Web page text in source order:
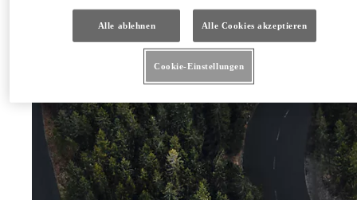
Offroadfahrzeuge und Pick-ups von Toyota sind mit vielen aktiven Sicherheitssystemen ausgestattet.
Collision-System überwacht andere Verkehrsteilnehmer, macht Sie auf mögliche Kollisionen
Auffahrunfällen. Die Sway Control (Anhängerstabilisierung) erleichtert das Fahren mit dem
Alle ablehnen Alle Cookies akzeptieren
Cookie-Einstellungen